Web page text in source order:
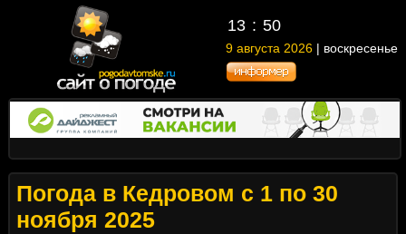
13 50
9 августа 2026 | воскресенье
Погода в Кедровом с 1 по 30
ноября 2025